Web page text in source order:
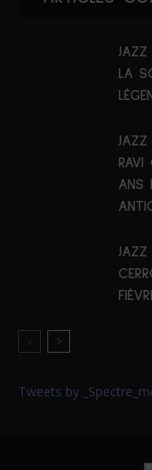
JAZZ
LA
JAZZ
RAVI
ANS
JAZZ
Tweets by